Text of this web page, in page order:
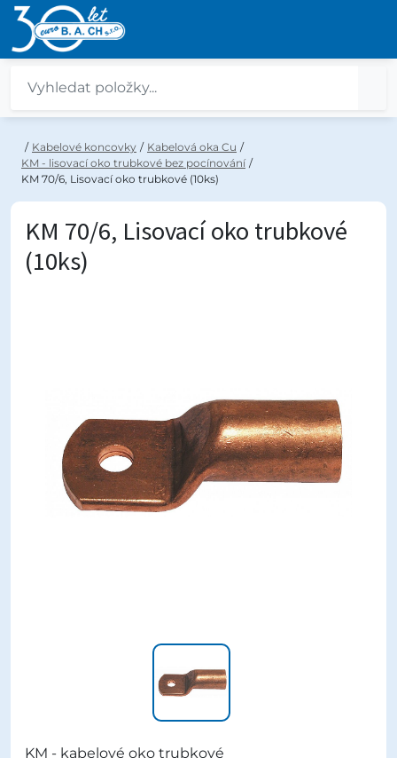
/ Kabelové koncovky / Kabelová oka Cu /
KM - lisovací oko trubkové bez pocínování /
KM 70/6, Lisovací oko trubkové (10ks)
KM 70/6, Lisovací oko trubkové
(10ks)
KM - kabelové oko trubkové